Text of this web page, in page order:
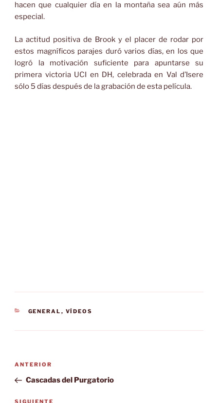
hacen que cualquier día en la montaña sea aún más
especial.
La actitud positiva de Brook y el placer de rodar por
estos magníficos parajes duró varios días, en los que
logró la motivación suficiente para apuntarse su
primera victoria UCI en DH, celebrada en Val d’Isere
sólo 5 días después de la grabación de esta película.
CATEGORÍAS
GENERAL , VÍDEOS
Navegación
entradas
Entrada
anterior:
ANTERIOR
Cascadas del Purgatorio
SIGUIENTE